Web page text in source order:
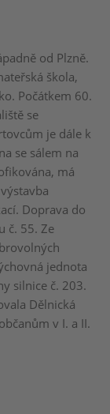
od Plzně.
škola,
Počátkem 60.
se
je dále k
se sálem na
má
Doprava do
č. 55. Ze
jednota
silnice č. 203.
Dělnická
v I. a II.